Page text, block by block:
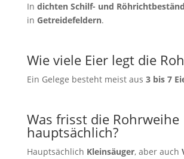
In dichten Schilf- und
in Getreidefeldern.
Wie viele Eier legt die
Ein Gelege besteht meist aus 3 bis 7
Was frisst die Rohrweihe
hauptsächlich?
Hauptsächlich Kleinsäuger, aber auch